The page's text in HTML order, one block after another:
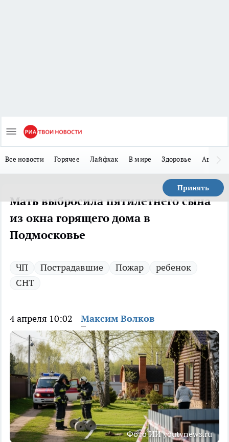
Все новости Горячее Лайфхак В мире Здоровье Авто
Принять
Мать выбросила пятилетнего сына
из окна горящего дома в
Подмосковье
ЧП Пострадавшие Пожар
ребенок
СНТ
4 апреля 10:02 Максим Волков
Фото ИИ youtvnews.ru